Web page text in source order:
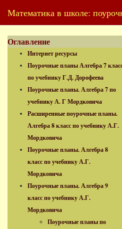
Математика в школе:
Оглавление
Интернет ресурсы
Поурочные планы Алгебра 7
по учебнику Г.Д. Дорофеева
Поурочные планы. Алгебра 7 по
учебнику А. Г Мордковича
Расширенные поурочные планы.
Алгебра 8 класс по учебнику А.Г.
Мордковича
Поурочные планы. Алгебра 8
класс по учебнику А.Г.
Мордковича
Поурочные планы. Алгебра 9
класс по учебнику А.Г.
Мордковича
Поурочные планы по